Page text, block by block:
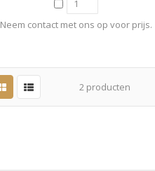
Neem contact met ons op voor prijs.
2 producten